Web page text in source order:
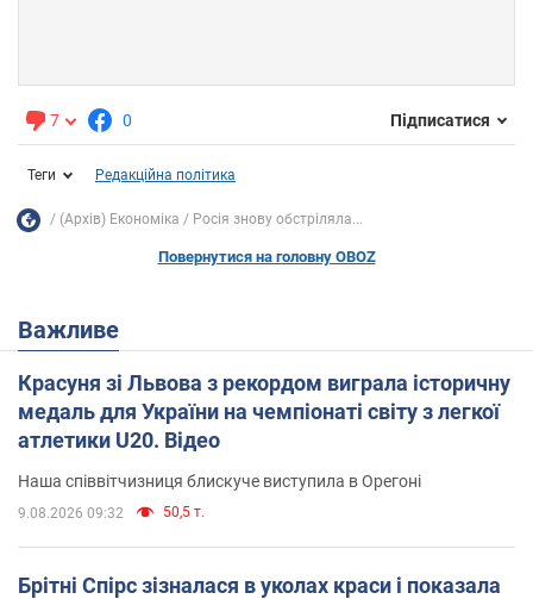
7 0 Підписатися
Теги Редакційна політика
(Архів) Економіка Росія знову обстріляла...
Повернутися на головну OBOZ
Важливе
Красуня зі Львова з рекордом виграла історичну
медаль для України на чемпіонаті світу з легкої
атлетики U20. Відео
Наша співвітчизниця блискуче виступила в Орегоні
9.08.2026 09:32 50,5 т.
Брітні Спірс зізналася в уколах краси і показала